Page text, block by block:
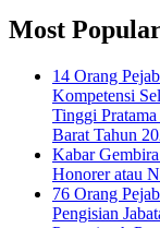
Most
14 Orang
Kompetensi
Tinggi
Barat Tahun
Kabar
Honorer atau
76 Orang
Pengisian